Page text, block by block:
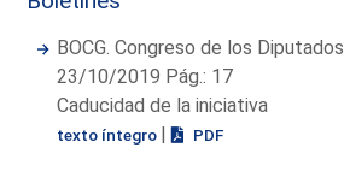
BOCG. Congreso de los
23/10/2019 Pág.: 17
Caducidad de la iniciativa
texto íntegro | PDF